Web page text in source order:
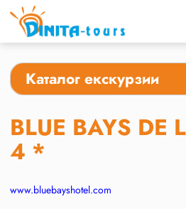
Каталог екскурзии
BLUE BAYS DE
4 *
www.bluebayshotel.com